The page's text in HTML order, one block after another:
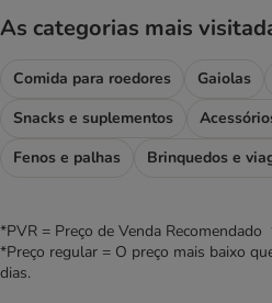
As categorias mais
Comida para roedores Gaiolas
Snacks e suplementos
Fenos e palhas
Brinquedos e
*PVR = Preço de Venda Recomendado
*Preço regular = O preço mais baixo
dias.